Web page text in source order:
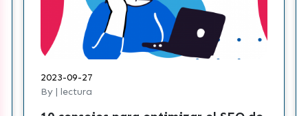
2023-09-27
By | lectura